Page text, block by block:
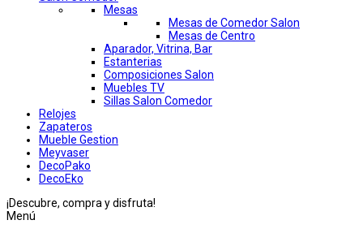
Mesas
Mesas de Comedor Salon
Mesas de Centro
Aparador, Vitrina, Bar
Estanterias
Composiciones Salon
Muebles TV
Sillas Salon Comedor
Relojes
Zapateros
Mueble Gestion
Meyvaser
DecoPako
DecoEko
¡Descubre, compra y disfruta!
Menú